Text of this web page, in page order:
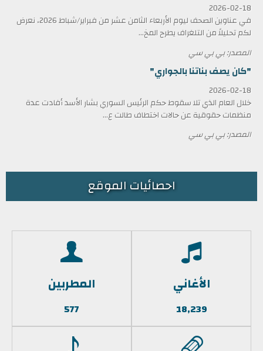
2026-02-18
في عناوين الصحف ليوم الأربعاء الثامن عشر من فبراير/شباط 2026، نعرض
لكم تحليلاً من التلغراف يطرح المخ...
المصدر: بي بي سي
"كان يصف بناتنا بالجواري"
2026-02-18
خلال العام الذي تلا سقوط حكم الرئيس السوري بشار الأسد أفادت عدة
منظمات حقوقية عن حالات اختطاف طالت ع...
المصدر: بي بي سي
احصائيات الموقع
الأغاني
18,239
المطربين
577